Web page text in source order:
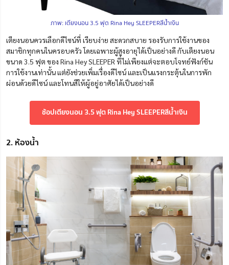
ภาพ: เตียงนอน 3.5 ฟุต Rina Hey SLEEPERสีน้ำเงิน
เตียงนอนควรเลือกดีไซน์ที่ เรียบง่าย สะดวกสบาย รองรับการใช้งานของ
สมาชิกทุกคนในครอบครัว โดยเฉพาะผู้สูงอายุได้เป็นอย่างดี กับเตียงนอน
ขนาด 3.5 ฟุต ของ Rina Hey SLEEPER ที่ไม่เพียงแต่จะตอบโจทย์ฟังก์ชัน
การใช้งานเท่านั้น แต่ยังช่วยเพิ่มเรื่องดีไซน์ และเป็นแรงกระตุ้นในการพัก
ผ่อนด้วยดีไซน์ และโทนสีให้ผู้อยู่อาศัยได้เป็นอย่างดี
ช้อปเตียงนอน 3.5 ฟุต Rina Hey SLEEPERสีน้ำเงิน
2. ห้องน้ำ